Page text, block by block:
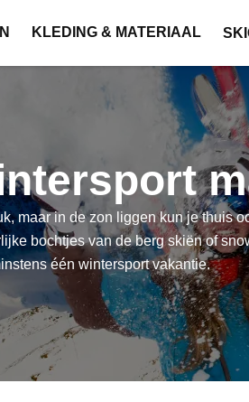
KLEDING & MATERIAAL
in de zon liggen kun je thuis
bochtjes van de berg skiën of
één wintersport vakantie.